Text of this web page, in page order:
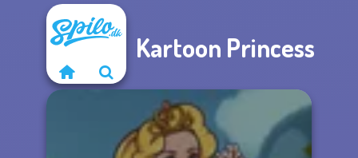
Kartoon Princess